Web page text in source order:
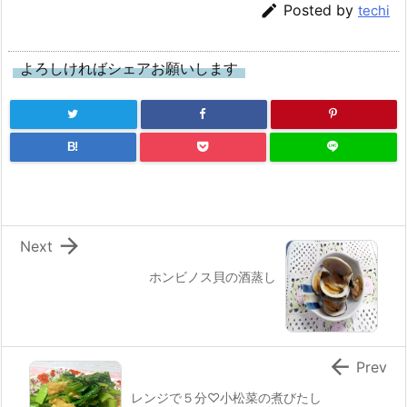
 Posted by techi
よろしければシェアお願いします
B!
ホンビノス貝の酒蒸し

Next
レンジで５分♡小松菜の煮びたし
 Prev